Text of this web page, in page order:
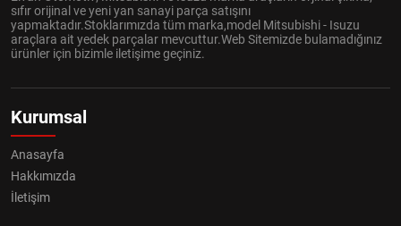
sıfır orijinal ve yeni yan sanayi parça satışını
yapmaktadır.Stoklarımızda tüm marka,model Mitsubishi - Isuzu
araçlara ait yedek parçalar mevcuttur.Web Sitemizde bulamadığınız
ürünler için bizimle iletişime geçiniz.
Kurumsal
Anasayfa
Hakkımızda
İletişim